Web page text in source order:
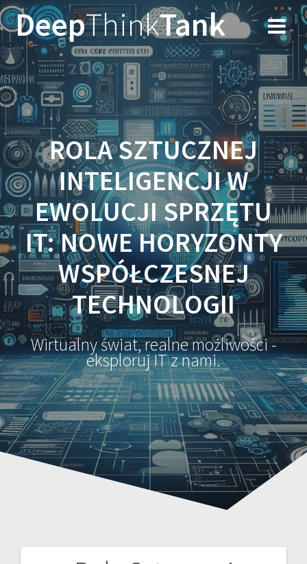
Przejdź
do
treści
DeepThinkTank
ROLA SZTUCZNEJ
INTELIGENCJI W
EWOLUCJI SPRZĘTU
IT: NOWE HORYZONTY
WSPÓŁCZESNEJ
TECHNOLOGII
Wirtualny świat, realne możliwości -
eksploruj IT z nami.